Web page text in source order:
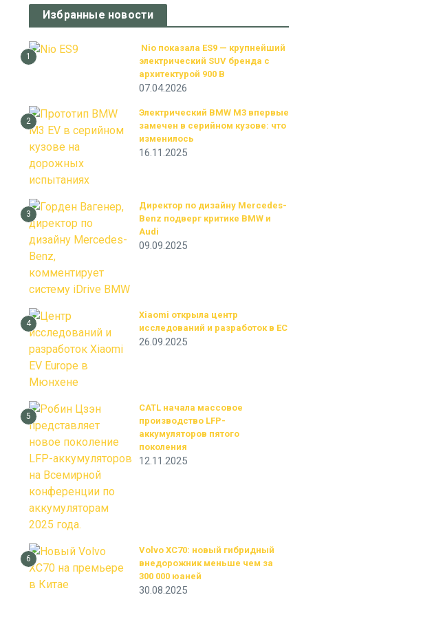
Избранные новости
1
Nio показала ES9 — крупнейший
электрический SUV бренда с
архитектурой 900 В
07.04.2026
2
Электрический BMW M3 впервые
замечен в серийном кузове: что
изменилось
16.11.2025
3
Директор по дизайну Mercedes-
Benz подверг критике BMW и
Audi
09.09.2025
4
Xiaomi открыла центр
исследований и разработок в ЕС
26.09.2025
5
CATL начала массовое
производство LFP-
аккумуляторов пятого
поколения
12.11.2025
6
Volvo XC70: новый гибридный
внедорожник меньше чем за
300 000 юаней
30.08.2025